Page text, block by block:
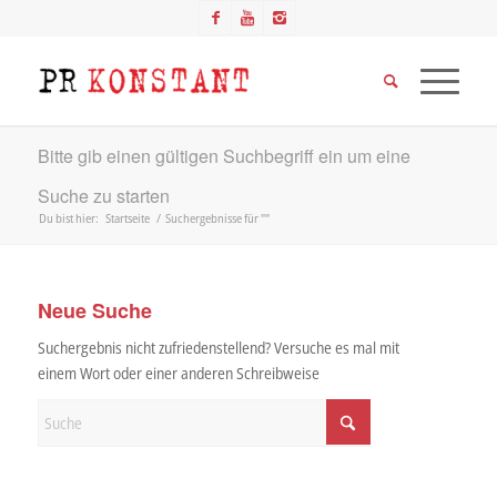
Bitte gib einen gültigen Suchbegriff ein um eine
Suche zu starten
Du bist hier: Startseite / Suchergebnisse für ""
Neue Suche
Suchergebnis nicht zufriedenstellend? Versuche es mal mit
einem Wort oder einer anderen Schreibweise